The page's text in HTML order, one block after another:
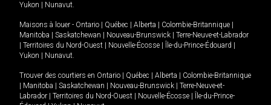
Yukon
Nunavut.
Maisons à louer - Ontario Québec Alberta Colombie-Britannique
Manitoba
Saskatchewan Nouveau-Brunswick
Terre-Neuve-et-Labrador
Territoires du Nord-Ouest Nouvelle-Écosse Île-du-Prince-Édouard
Yukon
Nunavut.
Trouver des courtiers en Ontario Québec Alberta
Colombie-Britannique
Manitoba Saskatchewan Nouveau-Brunswick
Terre-Neuve-et-
Labrador
Territoires du Nord-Ouest Nouvelle-Écosse
Île-du-Prince-